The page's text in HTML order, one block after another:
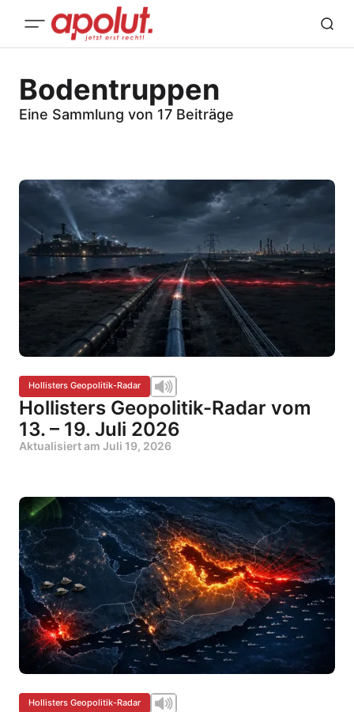
Bodentruppen
Eine Sammlung von 17 Beiträge
Hollisters Geopolitik-Radar
Hollisters Geopolitik-Radar vom
13. – 19. Juli 2026
Aktualisiert am Juli 19, 2026
Hollisters Geopolitik-Radar